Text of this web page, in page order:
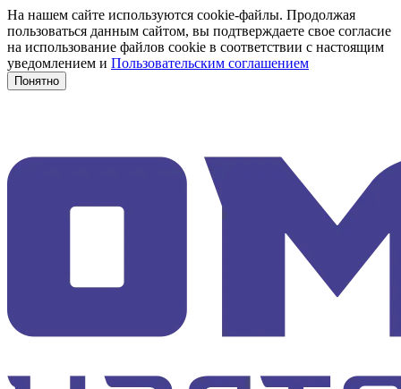
На нашем сайте используются cookie-файлы. Продолжая
пользоваться данным сайтом, вы подтверждаете свое согласие
на использование файлов cookie в соответствии с настоящим
уведомлением и Пользовательским соглашением
Понятно